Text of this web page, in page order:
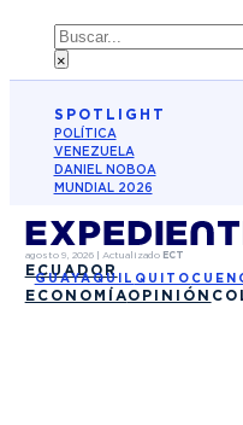
Buscar
×
SPOTLIGHT
POLÍTICA
VENEZUELA
DANIEL NOBOA
MUNDIAL 2026
agosto 9, 2026| Actualizado ECT
ECUADOR
GUAYAQUIL QUITO
ECONOMÍAOPINIÓN